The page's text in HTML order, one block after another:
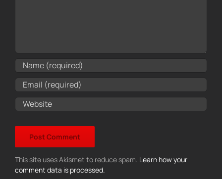
This site uses Akismet to reduce spam. Learn how your
comment data is processed.